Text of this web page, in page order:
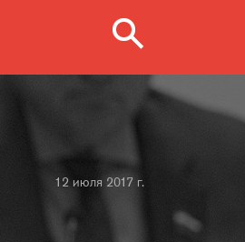
12 июля 2017 г.